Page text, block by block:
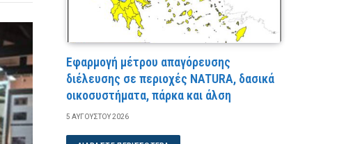
Εφαρμογή μέτρου απαγόρευσης
διέλευσης σε περιοχές NATURA, δασικά
οικοσυστήματα, πάρκα και άλση
5 ΑΥΓΟΎΣΤΟΥ 2026